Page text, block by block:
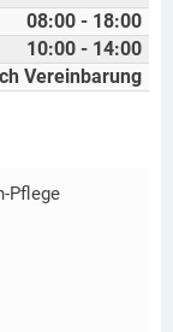
08:00 - 18:00
10:00 - 14:00
Vereinbarung
Pflege